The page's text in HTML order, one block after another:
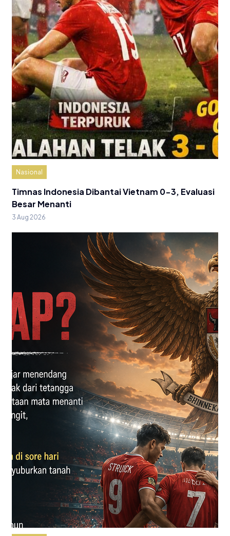
Nasional
Timnas Indonesia Dibantai Vietnam 0-3, Evaluasi
Besar Menanti
3 Aug 2026